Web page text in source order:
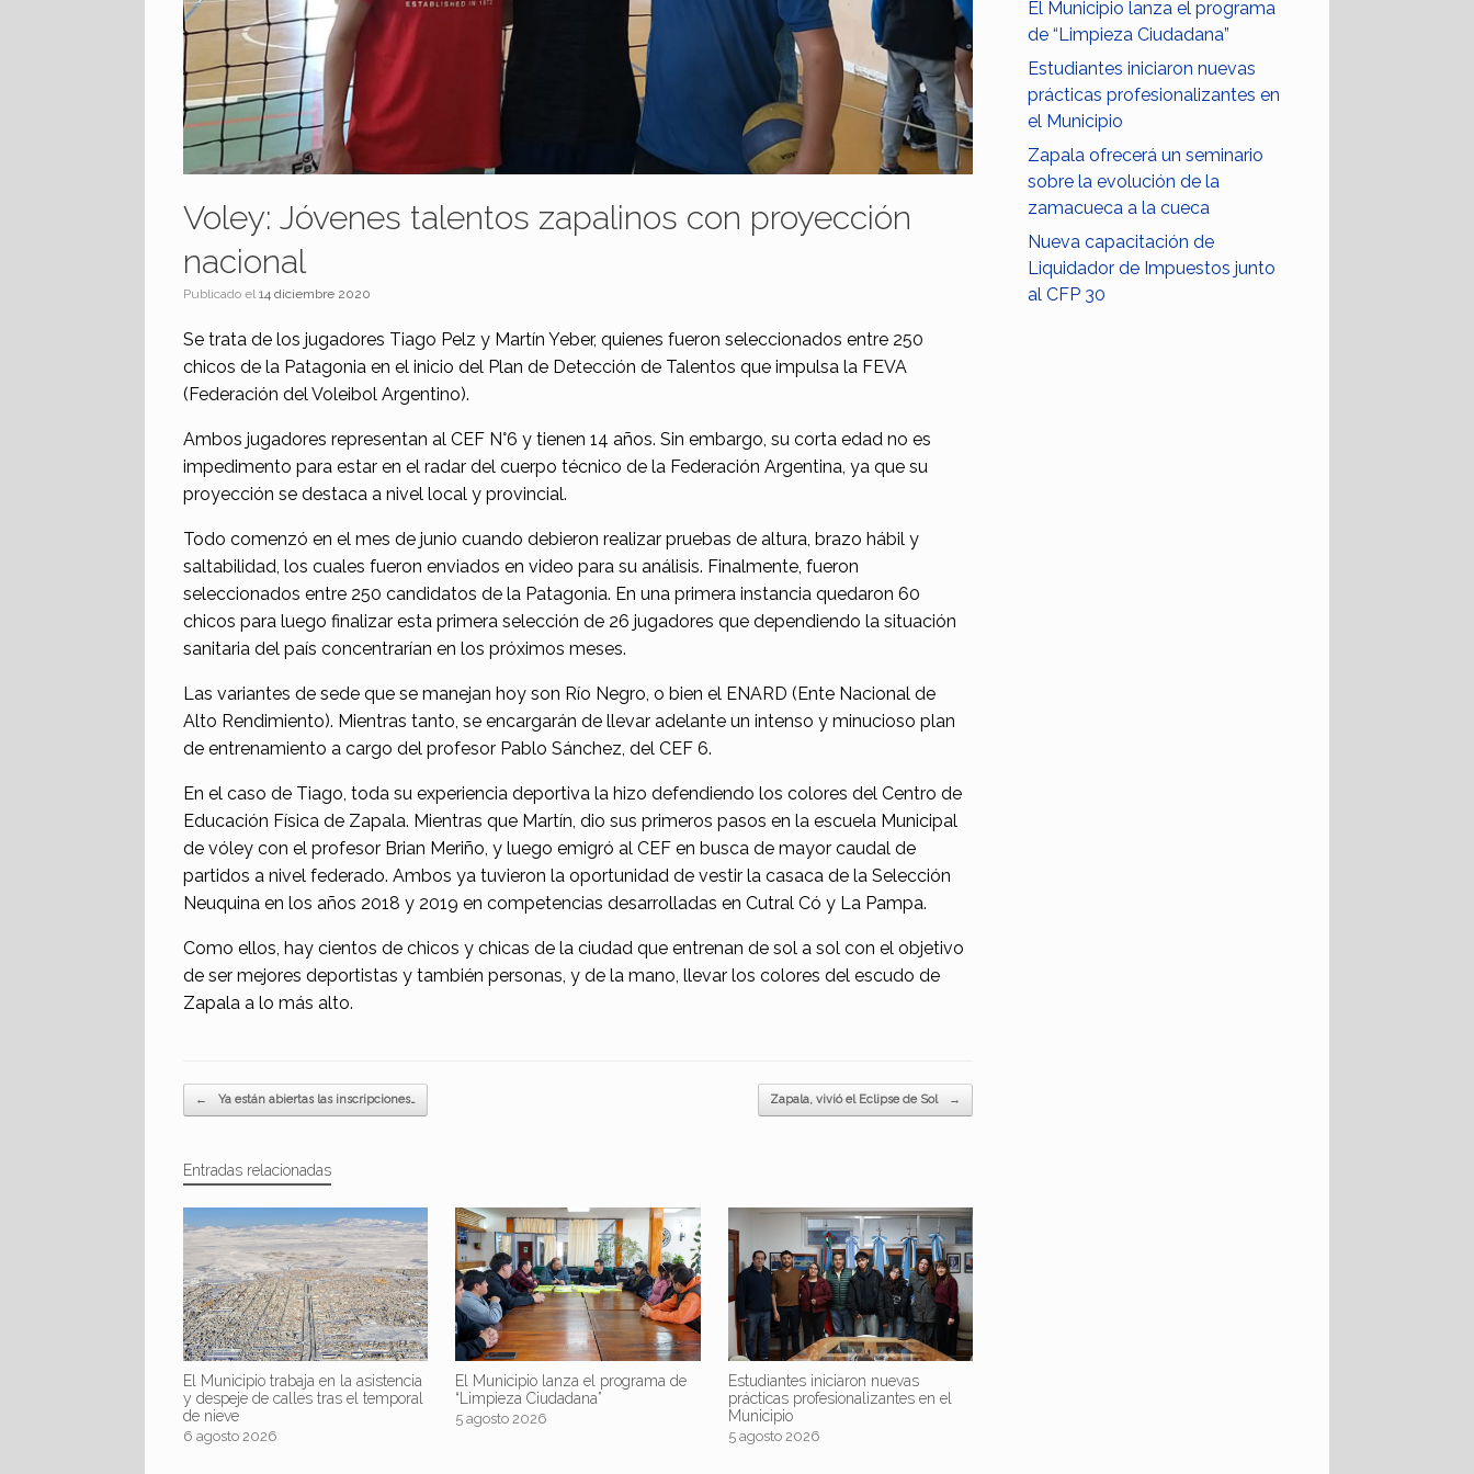
Voley: Jóvenes talentos zapalinos con proyección
nacional
Publicado el14 diciembre 2020
Se trata de los jugadores Tiago Pelz y Martín Yeber, quienes fueron seleccionados entre 250
chicos de la Patagonia en el inicio del Plan de Detección de Talentos que impulsa la FEVA
(Federación del Voleibol Argentino).
Ambos jugadores representan al CEF N°6 y tienen 14 años. Sin embargo, su corta edad no es
impedimento para estar en el radar del cuerpo técnico de la Federación Argentina, ya que su
proyección se destaca a nivel local y provincial.
Todo comenzó en el mes de junio cuando debieron realizar pruebas de altura, brazo hábil y
saltabilidad, los cuales fueron enviados en video para su análisis. Finalmente, fueron
seleccionados entre 250 candidatos de la Patagonia. En una primera instancia quedaron 60
chicos para luego finalizar esta primera selección de 26 jugadores que dependiendo la situación
sanitaria del país concentrarían en los próximos meses.
Las variantes de sede que se manejan hoy son Río Negro, o bien el ENARD (Ente Nacional de
Alto Rendimiento). Mientras tanto, se encargarán de llevar adelante un intenso y minucioso plan
de entrenamiento a cargo del profesor Pablo Sánchez, del CEF 6.
En el caso de Tiago, toda su experiencia deportiva la hizo defendiendo los colores del Centro de
Educación Física de Zapala. Mientras que Martín, dio sus primeros pasos en la escuela Municipal
de vóley con el profesor Brian Meriño, y luego emigró al CEF en busca de mayor caudal de
partidos a nivel federado. Ambos ya tuvieron la oportunidad de vestir la casaca de la Selección
Neuquina en los años 2018 y 2019 en competencias desarrolladas en Cutral Có y La Pampa.
Como ellos, hay cientos de chicos y chicas de la ciudad que entrenan de sol a sol con el objetivo
de ser mejores deportistas y también personas, y de la mano, llevar los colores del escudo de
Zapala a lo más alto.
Navegador de artículos
← Ya están abiertas las inscripciones… Zapala, vivió el Eclipse de Sol →
Entradas relacionadas
El Municipio trabaja en la asistencia
y despeje de calles tras el temporal
de nieve
6 agosto 2026
El Municipio lanza el programa de
“Limpieza Ciudadana”
5 agosto 2026
Estudiantes iniciaron nuevas
prácticas profesionalizantes en el
Municipio
5 agosto 2026
El Municipio lanza el programa
de “Limpieza Ciudadana”
Estudiantes iniciaron nuevas
prácticas profesionalizantes en
el Municipio
Zapala ofrecerá un seminario
sobre la evolución de la
zamacueca a la cueca
Nueva capacitación de
Liquidador de Impuestos junto
al CFP 30